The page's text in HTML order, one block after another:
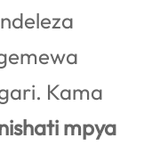
Kama
mpya